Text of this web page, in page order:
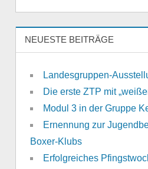
NEUESTE BEITRÄGE
Landesgruppen-
Die erste ZTP mit
Modul 3 in der Gruppe
Ernennung zur
Boxer-Klubs
Erfolgreiches